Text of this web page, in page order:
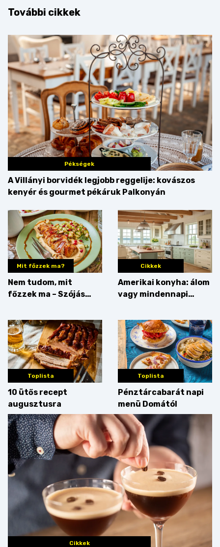
További cikkek
Pékségek
A Villányi borvidék legjobb reggelije: kovászos
kenyér és gourmet pékáruk Palkonyán
Mit főzzek ma?
Nem tudom, mit
főzzek ma – Szójás
Cikkek
Amerikai konyha: álom
vagy mindennapi
az érveket
Toplista
10 ütős recept
augusztusra
Toplista
Pénztárcabarát napi
menü Domától
Cikkek